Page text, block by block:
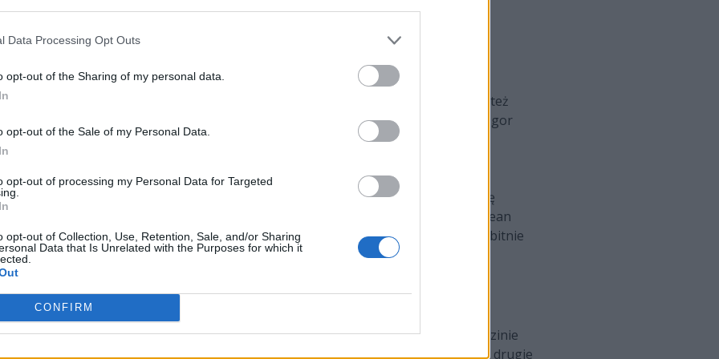
Data Processing Opt Outs
opt-out of the Sharing of my personal data.
opt-out of the Sale of my Personal Data.
opt-out of processing my Personal Data for Targeted
opt-out of Collection, Use, Retention, Sale, and/or Sharing
Data that Is Unrelated with the Purposes for which it
CONFIRM
offy.
polskich zawodników. Pierwszy taki mecz odbędzie się już o godzinie 20. Wtedy też
aktualnie barwy BIG (4-2). Franciszek "Harpoon" Gryszkiewicz oraz Igor
(3-3) – drużynę starych wyjadaczy z obiecującym, młodym duetem na bocie.
tygodniu pierwsze zwycięstwo w GamerLegion (1-5). Czy to pozwoli drużynie się
będą walczyć jeszcze o play-offy i reprezentowanie tego regionu na European
Rywalem formacji w dzisiejszej bitwie będzie WAVE Esports (2-4). Nie jest to wybitnie
by jakkolwiek liczyć się w tym wyścigu.
Czekają nas dwie bitwy z udziałem naszych rodaków. Do pierwszej dojdzie o godzinie
się na Atleta Esports (3-1). Wiosenni mistrzowie Włoch aktualnie okupują drugie